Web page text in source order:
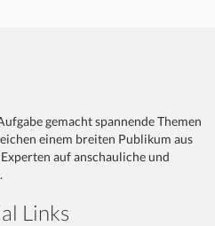
gemacht spannende Themen
einem breiten Publikum aus
auf anschauliche und
Links